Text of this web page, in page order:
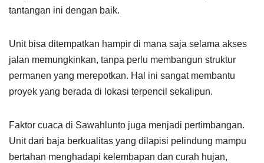
tantangan ini dengan baik.
Unit bisa ditempatkan hampir di mana saja selama akses
jalan memungkinkan, tanpa perlu membangun struktur
permanen yang merepotkan. Hal ini sangat membantu
proyek yang berada di lokasi terpencil sekalipun.
Faktor cuaca di Sawahlunto juga menjadi pertimbangan.
Unit dari baja berkualitas yang dilapisi pelindung mampu
bertahan menghadapi kelembapan dan curah hujan,